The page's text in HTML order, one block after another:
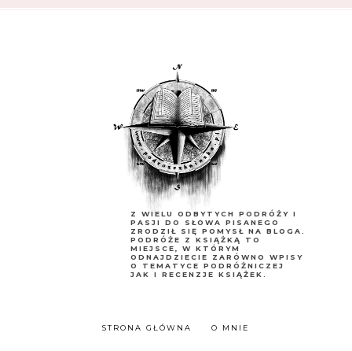
Z WIELU ODBYTYCH PODRÓŻY I
PASJI DO SŁOWA PISANEGO
ZRODZIŁ SIĘ POMYSŁ NA BLOGA.
PODRÓŻE Z KSIĄŻKĄ TO
MIEJSCE, W KTÓRYM
ODNAJDZIECIE ZARÓWNO WPISY
O TEMATYCE PODRÓŻNICZEJ
JAK I RECENZJE KSIĄŻEK.
STRONA GŁÓWNA O MNIE